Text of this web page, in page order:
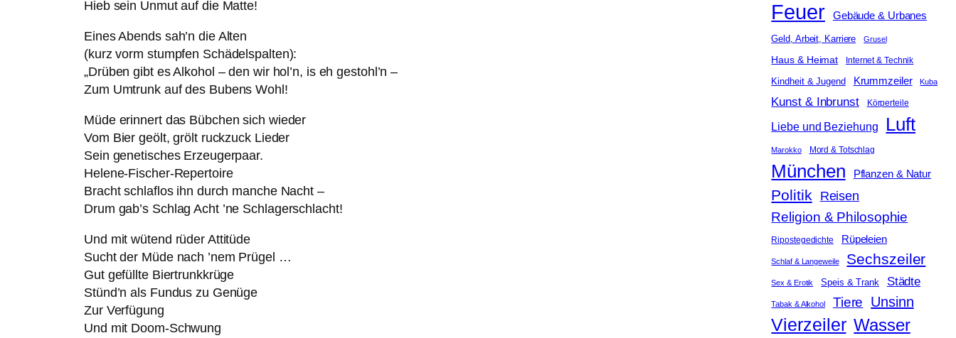
Hieb sein Unmut auf die Matte!
Eines Abends sah’n die Alten
(kurz vorm stumpfen Schädelspalten):
„Drüben gibt es Alkohol – den wir hol’n, is eh gestohl’n –
Zum Umtrunk auf des Bubens Wohl!
Müde erinnert das Bübchen sich wieder
Vom Bier geölt, grölt ruckzuck Lieder
Sein genetisches Erzeugerpaar.
Helene-Fischer-Repertoire
Bracht schlaflos ihn durch manche Nacht –
Drum gab’s Schlag Acht ’ne Schlagerschlacht!
Und mit wütend rüder Attitüde
Sucht der Müde nach ’nem Prügel …
Gut gefüllte Biertrunkkrüge
Stünd’n als Fundus zu Genüge
Zur Verfügung
Und mit Doom-Schwung
Feuer Gebäude & Urbanes
Geld, Arbeit, Karriere Grusel
Haus & Heimat Internet & Technik
Kindheit & Jugend Krummzeiler Kuba
Kunst & Inbrunst Körperteile
Liebe und Beziehung Luft
Marokko Mord & Totschlag
München Pflanzen & Natur
Politik Reisen
Religion & Philosophie
Ripostegedichte Rüpeleien
Schlaf & Langeweile Sechszeiler
Sex & Erotik Speis & Trank Städte
Tabak & Alkohol Tiere Unsinn
Vierzeiler Wasser